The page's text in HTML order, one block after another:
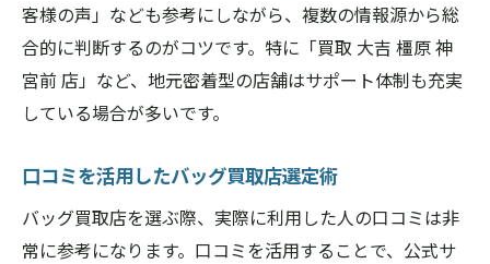
客様の声」なども参考にしながら、複数の情報源から総
合的に判断するのがコツです。特に「買取 大吉 橿原 神
宮前 店」など、地元密着型の店舗はサポート体制も充実
している場合が多いです。
口コミを活用したバッグ買取店選定術
バッグ買取店を選ぶ際、実際に利用した人の口コミは非
常に参考になります。口コミを活用することで、公式サ